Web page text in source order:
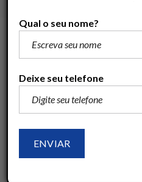
R$80.000
Qual o seu nome?
Deixe seu telefone